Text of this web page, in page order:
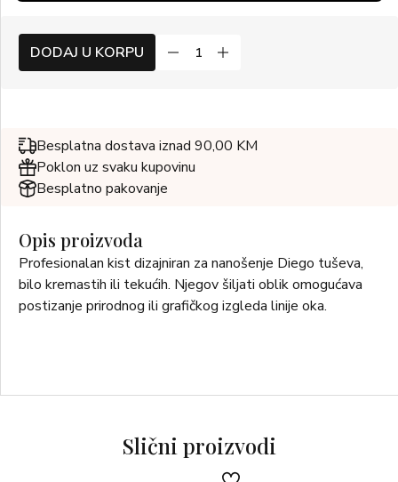
DODAJ U KORPU
Besplatna dostava iznad 90,00 KM
Poklon uz svaku kupovinu
Besplatno pakovanje
Opis proizvoda
Profesionalan kist dizajniran za nanošenje Diego tuševa,
bilo kremastih ili tekućih. Njegov šiljati oblik omogućava
postizanje prirodnog ili grafičkog izgleda linije oka.
Slični proizvodi